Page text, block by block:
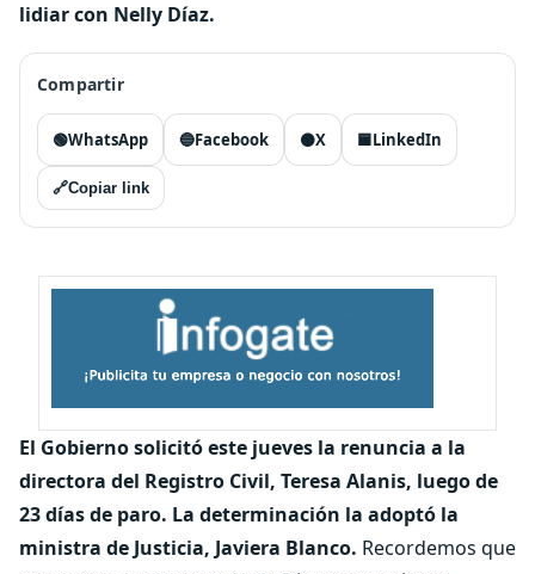
lidiar con Nelly Díaz.
Compartir
🟢WhatsApp 🔵Facebook ⚫X 🟦LinkedIn
🔗Copiar link
El Gobierno solicitó este jueves la renuncia a la
directora del Registro Civil, Teresa Alanis, luego de
23 días de paro. La determinación la adoptó la
ministra de Justicia, Javiera Blanco. Recordemos que